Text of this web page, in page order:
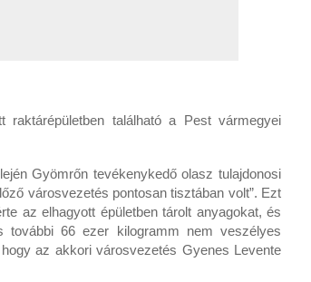
található a Pest vármegyei
Gyömrőn tevékenykedő olasz tulajdonosi
városvezetés pontosan tisztában volt”. Ezt
az elhagyott épületben tárolt anyagokat, és
további 66 ezer kilogramm nem veszélyes
az akkori városvezetés Gyenes Levente